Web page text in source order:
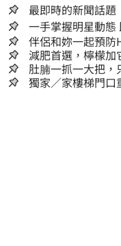
最即時的新聞話
伴侶和妳一起預防
減肥首選，檸檬加
人生
肚腩一抓一大把
獨家／家樓梯門